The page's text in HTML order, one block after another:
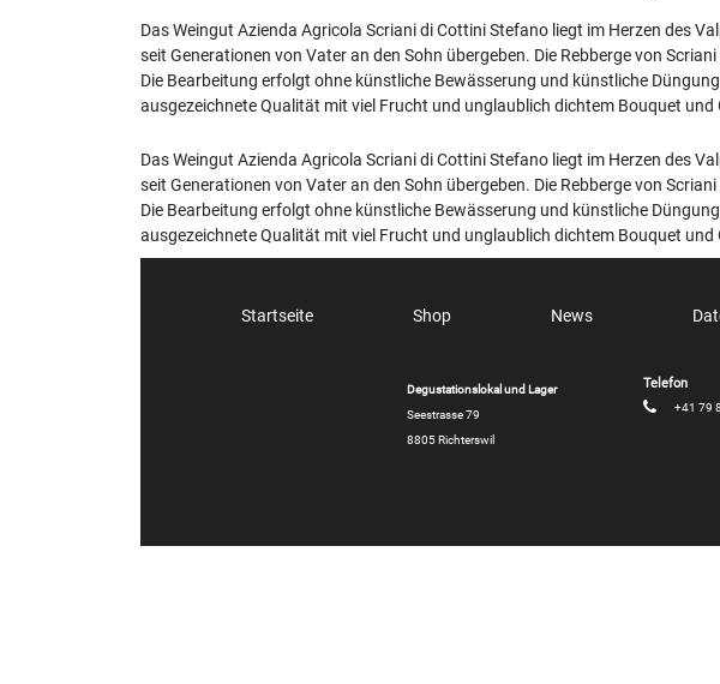
Das Weingut Azienda Agricola Scriani di Cottini Stefano liegt im Herzen des
seit Generationen von Vater an den Sohn übergeben. Die Rebberge von
Die Bearbeitung erfolgt ohne künstliche Bewässerung und künstliche
ausgezeichnete Qualität mit viel Frucht und unglaublich dichtem Bouquet und
Das Weingut Azienda Agricola Scriani di Cottini Stefano liegt im Herzen des
seit Generationen von Vater an den Sohn übergeben. Die Rebberge von
Die Bearbeitung erfolgt ohne künstliche Bewässerung und künstliche
ausgezeichnete Qualität mit viel Frucht und unglaublich dichtem Bouquet und
Startseite Shop News
+41 79
Degustationslokal und Lager
Seestrasse 79
8805 Richterswil